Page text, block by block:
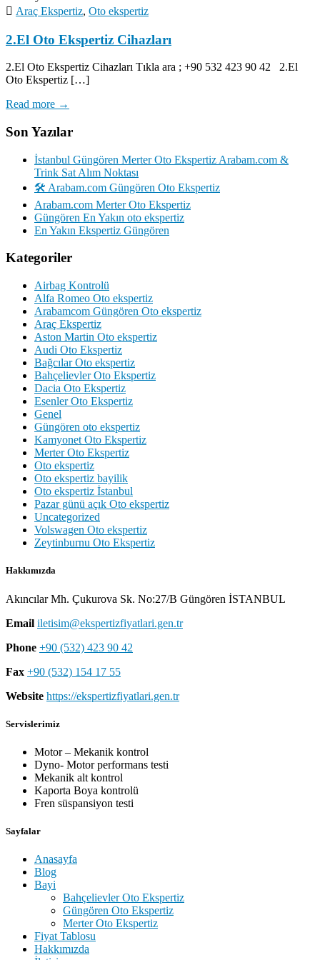
Araç Ekspertiz, Oto ekspertiz
2.El Oto Ekspertiz Cihazları
2.El Oto Ekspertiz Cihazları Tıkla ara ; +90 532 423 90 42 2.El
Oto Ekspertiz […]
Read more →
Son Yazılar
İstanbul Güngören Merter Oto Ekspertiz Arabam.com &
Trink Sat Alım Noktası
🛠️ Arabam.com Güngören Oto Ekspertiz
Arabam.com Merter Oto Ekspertiz
Güngören En Yakın oto ekspertiz
En Yakın Ekspertiz Güngören
Kategoriler
Airbag Kontrolü
Alfa Romeo Oto ekspertiz
Arabamcom Güngören Oto ekspertiz
Araç Ekspertiz
Aston Martin Oto ekspertiz
Audi Oto Ekspertiz
Bağcılar Oto ekspertiz
Bahçelievler Oto Ekspertiz
Dacia Oto Ekspertiz
Esenler Oto Ekspertiz
Genel
Güngören oto ekspertiz
Kamyonet Oto Ekspertiz
Merter Oto Ekspertiz
Oto ekspertiz
Oto ekspertiz bayilik
Oto ekspertiz İstanbul
Pazar günü açık Oto ekspertiz
Uncategorized
Volswagen Oto ekspertiz
Zeytinburnu Oto Ekspertiz
Hakkımızda
Akıncılar Mh. Çukurova Sk. No:27/B Güngören İSTANBUL
Email iletisim@ekspertizfiyatlari.gen.tr
Phone +90 (532) 423 90 42
Fax +90 (532) 154 17 55
Website https://ekspertizfiyatlari.gen.tr
Servislerimiz
Motor – Mekanik kontrol
Dyno- Motor performans testi
Mekanik alt kontrol
Kaporta Boya kontrolü
Fren süspansiyon testi
Sayfalar
Anasayfa
Blog
Bayi
Bahçelievler Oto Ekspertiz
Güngören Oto Ekspertiz
Merter Oto Ekspertiz
Fiyat Tablosu
Hakkımızda